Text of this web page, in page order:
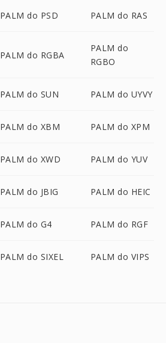
PALM do PSD PALM do RAS
PALM do RGBA
PALM do
RGBO
PALM do SUN PALM do UYVY
PALM do XBM PALM do XPM
PALM do XWD PALM do YUV
PALM do JBIG PALM do HEIC
PALM do G4 PALM do RGF
PALM do SIXEL PALM do VIPS